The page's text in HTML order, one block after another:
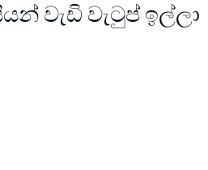
වැඩි වැටුප් ඉල්ලා